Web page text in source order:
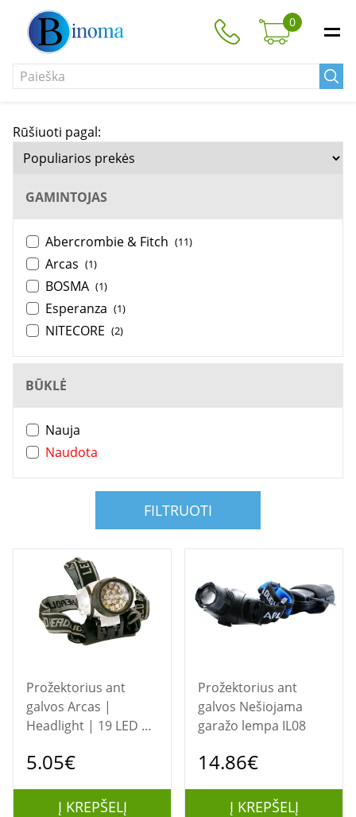
0
Rūšiuoti pagal:
GAMINTOJAS
Abercrombie & Fitch (11)
Arcas (1)
BOSMA (1)
Esperanza (1)
NITECORE (2)
BŪKLĖ
Nauja
Naudota
FILTRUOTI
Prožektorius ant
galvos Arcas |
Headlight | 19 LED |
5.05€
Į KREPŠELĮ
Prožektorius ant
galvos Nešiojama
garažo lempa IL08
14.86€
Į KREPŠELĮ